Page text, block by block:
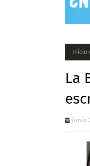
Inicio
La
junio